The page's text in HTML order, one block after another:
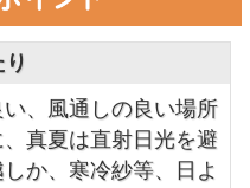
り
、風通しの良い場所
真夏は直射日光を避
か、寒冷紗等、日よ